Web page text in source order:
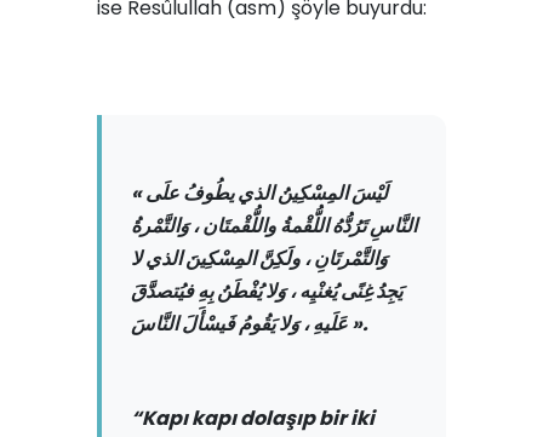
ise Resûlullah (asm) şöyle buyurdu:
« لَيْسَ المِسْكِينُ الذي يطُوفُ علَى
النَّاسِ تَرُدُّهُ اللُّقْمةُ واللُّقْمتَان ، وَالتَّمْرةُ
وَالتَّمْرتَانِ ، ولَكِنَّ المِسْكِينَ الذي لا
يَجِدُ غِنًى يُغنْيِه ، وَلا يُفْطَنُ بِهِ فيُتصدَّقَ
عَلَيهِ ، وَلا يَقُومُ فَيسْأَلَ النَّاسَ ».
“Kapı kapı dolaşıp bir iki